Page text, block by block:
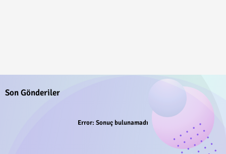
Son Gönderiler
Error: Sonuç bulunamadı